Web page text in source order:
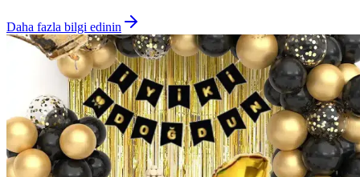
Daha fazla bilgi edinin